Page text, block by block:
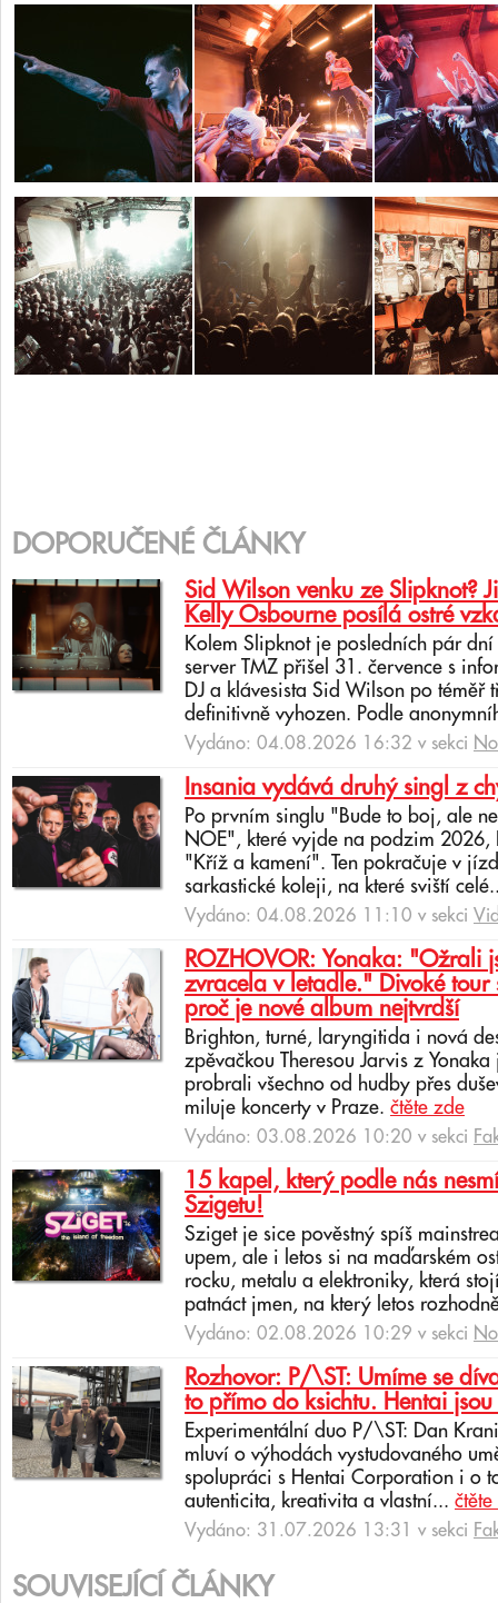
DOPORUČENÉ ČLÁNKY
Sid Wilson venku ze Slipknot?
Kelly Osbourne posílá ostré
Kolem Slipknot je posledních pár
server TMZ přišel 31. července s
DJ a klávesista Sid Wilson po téměř
definitivně vyhozen. Podle
Vydáno: 04.08.2026 16:32 v sekci
Insania vydává druhý singl z
Po prvním singlu "Bude to boj, ale
NOE", které vyjde na podzim 2026,
"Kříž a kamení". Ten pokračuje v
sarkastické koleji, na které sviští
Vydáno: 04.08.2026 11:10 v sekci
ROZHOVOR: Yonaka: "Ožrali
zvracela v letadle." Divoké tour
proč je nové album nejtvrdší
Brighton, turné, laryngitida i nová
zpěvačkou Theresou Jarvis z
probrali všechno od hudby přes
miluje koncerty v Praze. čtěte zde
Vydáno: 03.08.2026 10:20 v sekci
15 kapel, který podle nás
Szigetu!
Sziget je sice pověstný spíš
upem, ale i letos si na maďarském
rocku, metalu a elektroniky, která
patnáct jmen, na který letos
Vydáno: 02.08.2026 10:29 v sekci
Rozhovor: P/\ST: Umíme se
to přímo do ksichtu. Hentai
Experimentální duo P/\ST: Dan
mluví o výhodách vystudovaného
spolupráci s Hentai Corporation i o
autenticita, kreativita a vlastní...
Vydáno: 31.07.2026 13:31 v sekci
SOUVISEJÍCÍ ČLÁNKY